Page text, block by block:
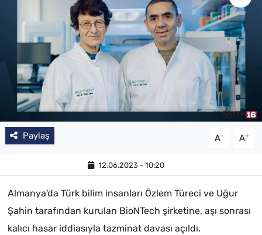
Paylaş A- A+
12.06.2023 - 10:20
Almanya'da Türk bilim insanları Özlem Türeci ve Uğur
Şahin tarafından kurulan BioNTech şirketine, aşı sonrası
kalıcı hasar iddiasıyla tazminat davası açıldı.